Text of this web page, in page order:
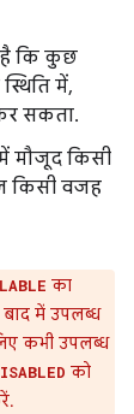
है कि कुछ
में,
सकता.
मौजूद किसी
किसी वजह
का
में उपलब्ध
कभी उपलब्ध
को